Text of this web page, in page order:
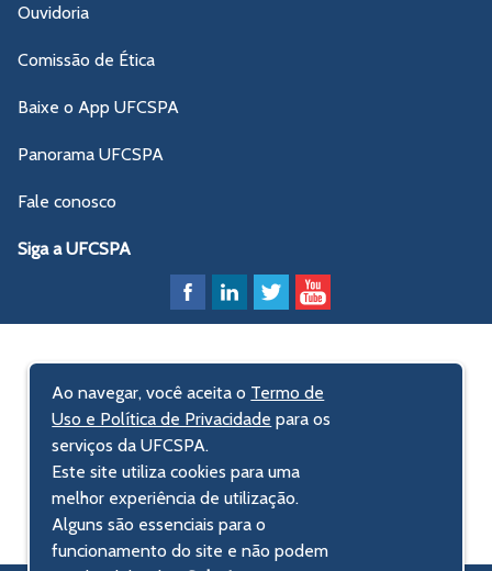
Ouvidoria
Comissão de Ética
Baixe o App UFCSPA
Panorama UFCSPA
Fale conosco
Siga a UFCSPA
Ao navegar, você aceita o Termo de
Uso e Política de Privacidade para os
serviços da UFCSPA.
Este site utiliza cookies para uma
melhor experiência de utilização.
Alguns são essenciais para o
funcionamento do site e não podem